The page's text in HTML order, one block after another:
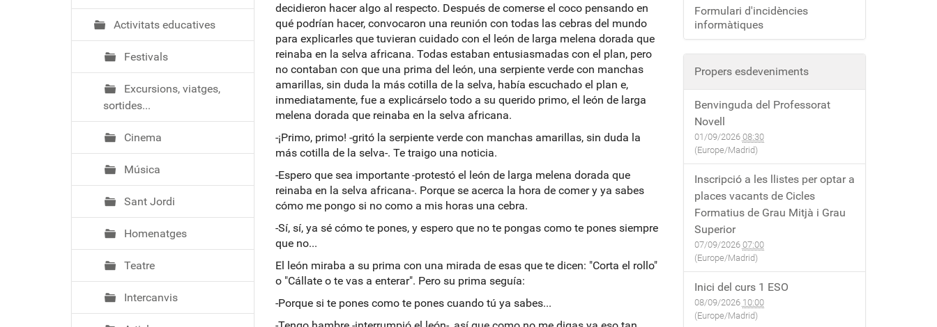
decidieron hacer algo al respecto. Después de comerse el coco pensando en
qué podrían hacer, convocaron una reunión con todas las cebras del mundo
para explicarles que tuvieran cuidado con el león de larga melena dorada que
reinaba en la selva africana. Todas estaban entusiasmadas con el plan, pero
no contaban con que una prima del león, una serpiente verde con manchas
amarillas, sin duda la más cotilla de la selva, había escuchado el plan e,
inmediatamente, fue a explicárselo todo a su querido primo, el león de larga
melena dorada que reinaba en la selva africana.
-¡Primo, primo! -gritó la serpiente verde con manchas amarillas, sin duda la
más cotilla de la selva-. Te traigo una noticia.
-Espero que sea importante -protestó el león de larga melena dorada que
reinaba en la selva africana-. Porque se acerca la hora de comer y ya sabes
cómo me pongo si no como a mis horas una cebra.
-Sí, sí, ya sé cómo te pones, y espero que no te pongas como te pones siempre
que no...
El león miraba a su prima con una mirada de esas que te dicen: "Corta el rollo"
o "Cállate o te vas a enterar". Pero su prima seguía:
-Porque si te pones como te pones cuando tú ya sabes...
Activitats educatives
Festivals
Excursions, viatges,
sortides...
Cinema
Música
Sant Jordi
Homenatges
Teatre
Intercanvis
Formulari d'incidències
informàtiques
Propers esdeveniments
Benvinguda del Professorat
Novell
01/09/2026 08:30
(Europe/Madrid)
Inscripció a les llistes per optar a
places vacants de Cicles
Formatius de Grau Mitjà i Grau
Superior
07/09/2026 07:00
(Europe/Madrid)
Inici del curs 1 ESO
08/09/2026 10:00
(Europe/Madrid)